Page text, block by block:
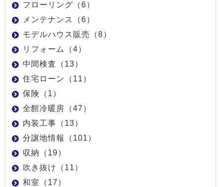
フローリング（6）
メンテナンス（6）
モデルハウス販売（8）
リフォーム（4）
中間検査（13）
住宅ローン（11）
保険（1）
全館冷暖房（47）
内装工事（13）
分譲地情報（101）
収納（19）
吹き抜け（11）
和室（17）